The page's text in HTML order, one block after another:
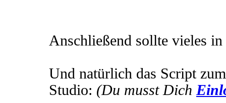
CREATE INDEX [IXMF_tbRevision_State]
CREATE INDEX
CREATE INDEX
CREATE INDEX
CREATE INDEX
CREATE INDEX
Anschließend sollte vieles
Und natürlich das Script
Studio: (Du musst Dich